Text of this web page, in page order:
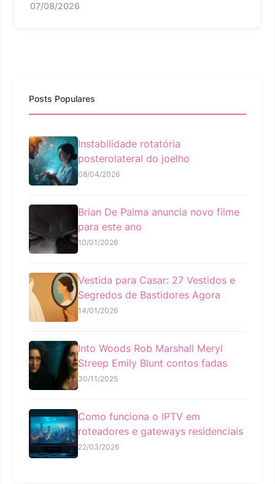
07/08/2026
Posts Populares
Instabilidade rotatória
posterolateral do joelho
08/04/2026
Brian De Palma anuncia novo filme
para este ano
10/01/2026
Vestida para Casar: 27 Vestidos e
Segredos de Bastidores Agora
14/01/2026
Into Woods Rob Marshall Meryl
Streep Emily Blunt contos fadas
30/11/2025
Como funciona o IPTV em
roteadores e gateways residenciais
22/03/2026